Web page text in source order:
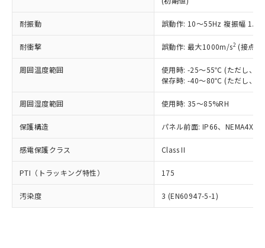
耐振動 誤動作: 10～55Hz 複振幅
耐衝撃 誤動作: 最大1000m/s2 (接点
周囲温度範囲
使用時: -25～55℃ (ただし、氷
保存時: -40～80℃ (ただし、氷
周囲湿度範囲 使用時: 35～85%RH
保護構造 パネル前面: IP66、NEMA4X,
感電保護クラス Class II
PTI（トラッキング特性） 175
汚染度 3 (EN60947-5-1)
正式な納期状況および標準価格はお客
様のお取引先、またはお客様担当のオ
オムロン制御機器販売店や当社販売拠
販売ネットワーク
」をご確認
在庫状況および標準価格結果を当社の
事前の承諾なく第三者に漏洩または開
示しないようお願いします。
マイパーツ機能（部品リスト作成サー
ビス）をご利用いただくには、I-Web
メンバーズにご登録されている必要が
あります。
登録された部品リストについて、当社
(PBDE) 1000ppm以下、フタル酸ビス(2-エチルヘキシ
ル) (DEHP)(別名：DOP) 1000ppm以下、フタル酸ブチ
ルベンジル（BBP） 1000ppm以下、フタル酸ジブチル
（DBP） 1000ppm以下、フタル酸ジイソブチル
但し、RoHS指令で産業用監視および制御機器に対する
フタル酸エステル類の４物質については閾値を超える意
図的な使用がないことを確認しています。
※2 対応予定月
部品在庫の切り替え状況などにより、予定
月が前後することがあります。
※3 非含有証明書ダウンロード
ニル類) : 1000ppm、 PBDEs(ポリ臭化ジフェニルエーテ
DBP(フタル酸ジブチル) : 1000ppm、 DIBP(フタル酸ジ
DEHP(フタル酸ビス(2-エチルヘキシル)) : 1000ppm
「ｅ」：有害物質（10物質）のすべてが基
準値以下であることを示します。
「10」：通常の使用状況下において有害物
質が外部に漏えいし、環境に深刻な影響を
及ぼさない年数を意味します。
「－」：未確認です。当社販売部門へお問
当社は規制貨物を破棄する場合は、完
全に破砕するなど、違法に輸出されな
いよう必要な手段を講じます。
当社は貴社製品を、核兵器、ミサイ
ル、化学兵器、生物兵器またはその他
武器並びにこれらの製造装置等に一切
当社は、貴社製品を第三者に販売する
場合は、上記1、2および3の内容を当
該第三者に通知します。また当社は、
販売先および販売に係わる関係者が違
法に輸出するおそれがある場合は、取
り引きをいたしません。
一定数以上の在庫あり
一定数には満たないが在庫あり
いては、お客様のお取引先、ま
たはお客様担当のオムロン制御
機器販売店・当社販売員にご確
白
受注生産機種、また在庫状況の
情報を公開していない機種